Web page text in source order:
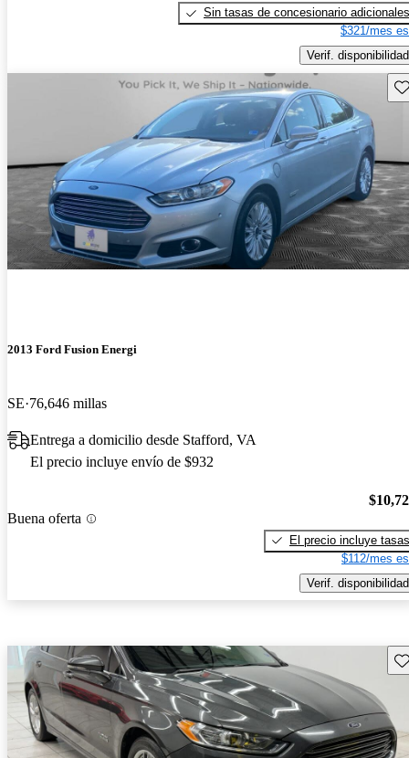
Sin tasas de concesionario adicionales
$321/mes
Verif. disponibilidad
2013 Ford Fusion Energi
SE 76,646 millas
Entrega a domicilio desde Stafford, VA
El precio incluye envío de $932
Buena oferta
El precio incluye tasas
$112/mes
Verif. disponibilidad